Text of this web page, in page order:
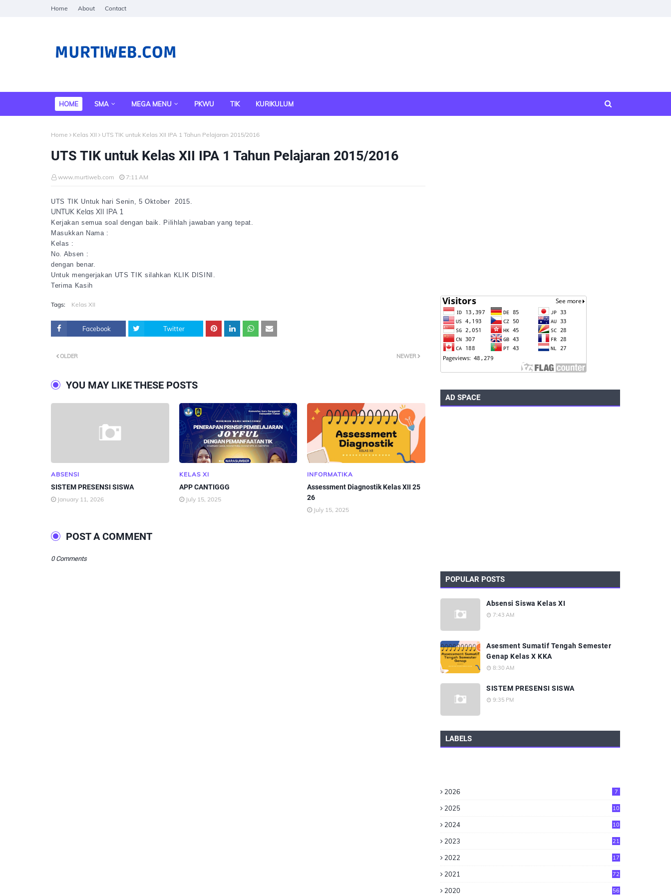
Home About Contact
HOME SMA MEGA MENU PKWU TIK KURIKULUM
Home Kelas XII UTS TIK untuk Kelas XII IPA 1 Tahun Pelajaran 2015/2016
UTS TIK untuk Kelas XII IPA 1 Tahun Pelajaran 2015/2016
www.murtiweb.com 7:11 AM
UTS TIK Untuk hari Senin, 5 Oktober 2015.
UNTUK Kelas XII IPA 1
Kerjakan semua soal dengan baik. Pilihlah jawaban yang tepat.
Masukkan Nama :
Kelas :
No. Absen :
dengan benar.
Untuk mengerjakan UTS TIK silahkan KLIK DISINI.
Terima Kasih
Tags: Kelas XII
Facebook Twitter
NEWER
OLDER
YOU MAY LIKE THESE POSTS
ABSENSI
SISTEM PRESENSI SISWA
January 11, 2026
KELAS XI
APP CANTIGGG
July 15, 2025
INFORMATIKA
Assessment Diagnostik Kelas XII 25
26
July 15, 2025
POST A COMMENT
0 Comments
AD SPACE
POPULAR POSTS
Absensi Siswa Kelas XI
7:43 AM
Asesment Sumatif Tengah Semester
Genap Kelas X KKA
8:30 AM
SISTEM PRESENSI SISWA
9:35 PM
LABELS
2026 7
2025 10
2024 10
2023 21
2022 17
2021 72
2020 56